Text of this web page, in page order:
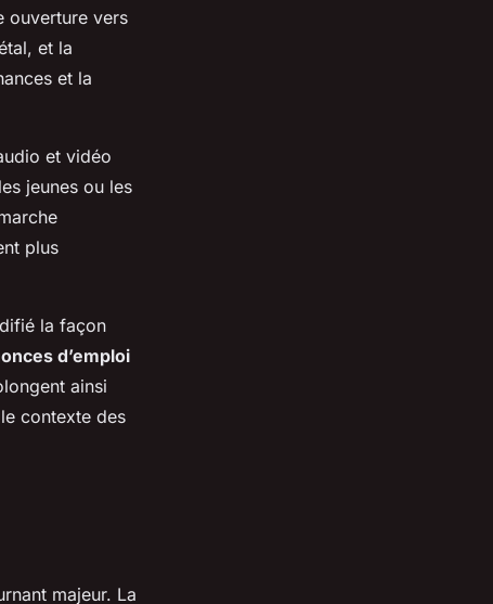
ouverture vers
et la
et la
et vidéo
jeunes ou les
plus
la façon
d’emploi
ainsi
contexte des
majeur. La